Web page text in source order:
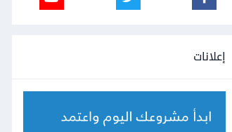
إعلانات